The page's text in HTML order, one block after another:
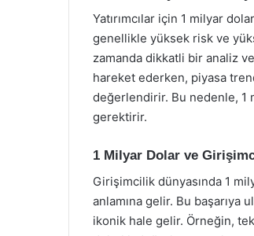
Yatırımcılar için 1 milyar
genellikle yüksek risk ve
zamanda dikkatli bir analiz
hareket ederken, piyasa
değerlendirir. Bu nedenle, 1
gerektirir.
1 Milyar Dolar ve
Girişimcilik dünyasında 1
anlamına gelir. Bu
ikonik hale gelir. Örneğin,